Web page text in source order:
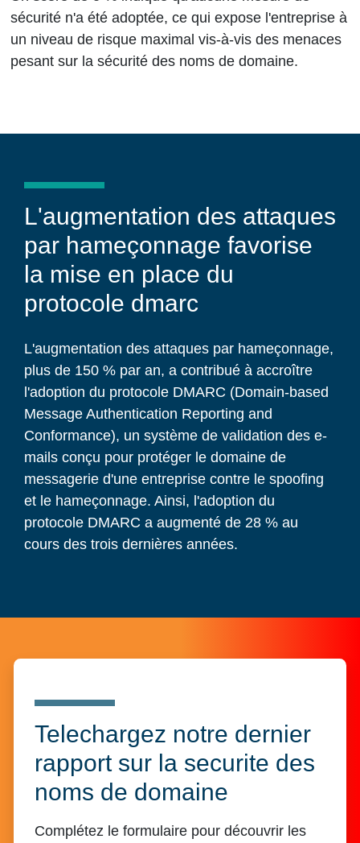
sécurité n'a été adoptée, ce qui expose l'entreprise à
un niveau de risque maximal vis-à-vis des menaces
pesant sur la sécurité des noms de domaine.
L'augmentation des attaques
par hameçonnage favorise
la mise en place du
protocole dmarc
L'augmentation des attaques par hameçonnage,
plus de 150 % par an, a contribué à accroître
l'adoption du protocole DMARC (Domain-based
Message Authentication Reporting and
Conformance), un système de validation des e-
mails conçu pour protéger le domaine de
messagerie d'une entreprise contre le spoofing
et le hameçonnage. Ainsi, l'adoption du
protocole DMARC a augmenté de 28 % au
cours des trois dernières années.
Telechargez notre dernier
rapport sur la securite des
noms de domaine
Complétez le formulaire pour découvrir les